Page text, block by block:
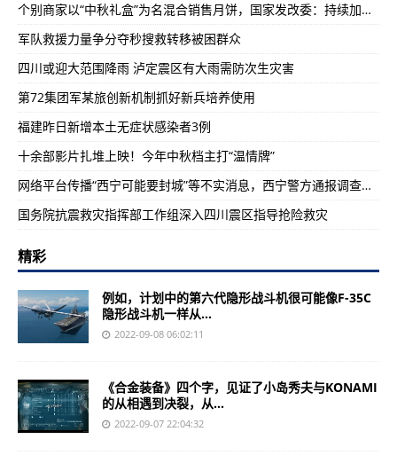
个别商家以“中秋礼盒”为名混合销售月饼，国家发改委：持续加大市场监管力度
军队救援力量争分夺秒搜救转移被困群众
四川或迎大范围降雨 泸定震区有大雨需防次生灾害
第72集团军某旅创新机制抓好新兵培养使用
福建昨日新增本土无症状感染者3例
十余部影片扎堆上映！今年中秋档主打“温情牌”
网络平台传播“西宁可能要封城”等不实消息，西宁警方通报调查情况
国务院抗震救灾指挥部工作组深入四川震区指导抢险救灾
精彩
例如，计划中的第六代隐形战斗机很可能像F-35C
隐形战斗机一样从...
2022-09-08 06:02:11
《合金装备》四个字，见证了小岛秀夫与KONAMI
的从相遇到决裂，从...
2022-09-07 22:04:32